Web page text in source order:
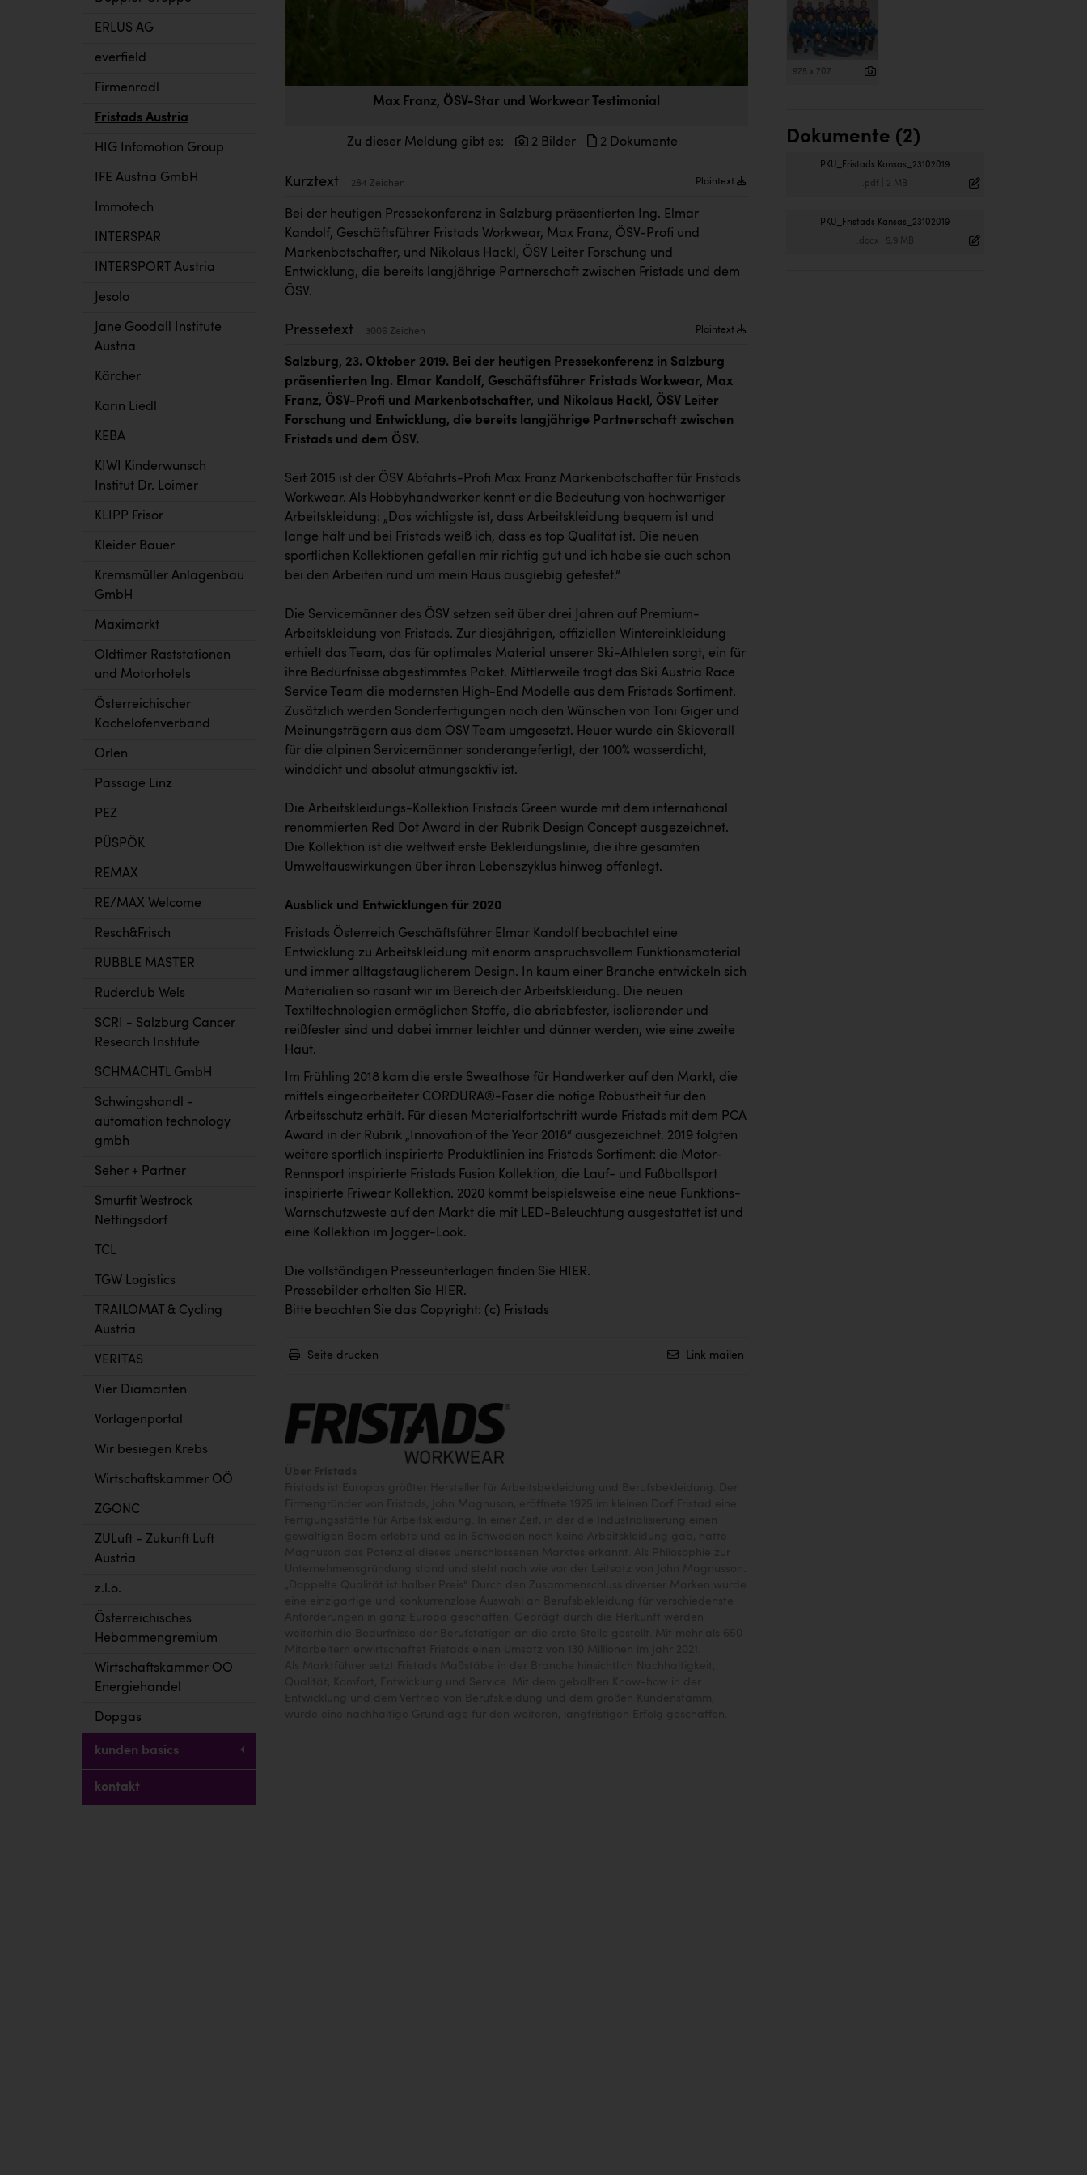
ERLUS AG
everfield
Firmenradl
Fristads Austria
HIG Infomotion Group
IFE Austria GmbH
Immotech
INTERSPAR
INTERSPORT Austria
Jesolo
Jane Goodall Institute
Austria
Kärcher
Karin Liedl
KEBA
KIWI Kinderwunsch
Institut Dr. Loimer
KLIPP Frisör
Kleider Bauer
Kremsmüller Anlagenbau
GmbH
Maximarkt
Oldtimer Raststationen
und Motorhotels
Österreichischer
Kachelofenverband
Orlen
Passage Linz
PEZ
PÜSPÖK
REMAX
RE/MAX Welcome
Resch&Frisch
RUBBLE MASTER
Ruderclub Wels
SCRI - Salzburg Cancer
Research Institute
SCHMACHTL GmbH
Schwingshandl -
automation technology
gmbh
Seher + Partner
Smurfit Westrock
Nettingsdorf
TCL
TGW Logistics
TRAILOMAT & Cycling
Austria
VERITAS
Vier Diamanten
Vorlagenportal
Wir besiegen Krebs
Wirtschaftskammer OÖ
ZGONC
ZULuft - Zukunft Luft
Austria
z.l.ö.
Österreichisches
Hebammengremium
Wirtschaftskammer OÖ
Energiehandel
Dopgas
kunden basics
kontakt
Max Franz, ÖSV-Star und Workwear Testimonial
Zu dieser Meldung gibt es: 2 Bilder 2 Dokumente
Kurztext 284 Zeichen Plaintext
Bei der heutigen Pressekonferenz in Salzburg präsentierten Ing. Elmar
Kandolf, Geschäftsführer Fristads Workwear, Max Franz, ÖSV-Profi und
Markenbotschafter, und Nikolaus Hackl, ÖSV Leiter Forschung und
Entwicklung, die bereits langjährige Partnerschaft zwischen Fristads und dem
ÖSV.
Pressetext 3006 Zeichen Plaintext
Salzburg, 23. Oktober 2019. Bei der heutigen Pressekonferenz in Salzburg
präsentierten Ing. Elmar Kandolf, Geschäftsführer Fristads Workwear, Max
Franz, ÖSV-Profi und Markenbotschafter, und Nikolaus Hackl, ÖSV Leiter
Forschung und Entwicklung, die bereits langjährige Partnerschaft zwischen
Fristads und dem ÖSV.
Seit 2015 ist der ÖSV Abfahrts-Profi Max Franz Markenbotschafter für Fristads
Workwear. Als Hobbyhandwerker kennt er die Bedeutung von hochwertiger
Arbeitskleidung: „Das wichtigste ist, dass Arbeitskleidung bequem ist und
lange hält und bei Fristads weiß ich, dass es top Qualität ist. Die neuen
sportlichen Kollektionen gefallen mir richtig gut und ich habe sie auch schon
bei den Arbeiten rund um mein Haus ausgiebig getestet.“
Die Servicemänner des ÖSV setzen seit über drei Jahren auf Premium-
Arbeitskleidung von Fristads. Zur diesjährigen, offiziellen Wintereinkleidung
erhielt das Team, das für optimales Material unserer Ski-Athleten sorgt, ein für
ihre Bedürfnisse abgestimmtes Paket. Mittlerweile trägt das Ski Austria Race
Service Team die modernsten High-End Modelle aus dem Fristads Sortiment.
Zusätzlich werden Sonderfertigungen nach den Wünschen von Toni Giger und
Meinungsträgern aus dem ÖSV Team umgesetzt. Heuer wurde ein Skioverall
für die alpinen Servicemänner sonderangefertigt, der 100% wasserdicht,
winddicht und absolut atmungsaktiv ist.
Die Arbeitskleidungs-Kollektion Fristads Green wurde mit dem international
renommierten Red Dot Award in der Rubrik Design Concept ausgezeichnet.
Die Kollektion ist die weltweit erste Bekleidungslinie, die ihre gesamten
Umweltauswirkungen über ihren Lebenszyklus hinweg offenlegt.
Ausblick und Entwicklungen für 2020
Fristads Österreich Geschäftsführer Elmar Kandolf beobachtet eine
Entwicklung zu Arbeitskleidung mit enorm anspruchsvollem Funktionsmaterial
und immer alltagstauglicherem Design. In kaum einer Branche entwickeln sich
Materialien so rasant wir im Bereich der Arbeitskleidung. Die neuen
Textiltechnologien ermöglichen Stoffe, die abriebfester, isolierender und
reißfester sind und dabei immer leichter und dünner werden, wie eine zweite
Haut.
Im Frühling 2018 kam die erste Sweathose für Handwerker auf den Markt, die
mittels eingearbeiteter CORDURA®-Faser die nötige Robustheit für den
Arbeitsschutz erhält. Für diesen Materialfortschritt wurde Fristads mit dem PCA
Award in der Rubrik „Innovation of the Year 2018“ ausgezeichnet. 2019 folgten
weitere sportlich inspirierte Produktlinien ins Fristads Sortiment: die Motor-
Rennsport inspirierte Fristads Fusion Kollektion, die Lauf- und Fußballsport
inspirierte Friwear Kollektion. 2020 kommt beispielsweise eine neue Funktions-
Warnschutzweste auf den Markt die mit LED-Beleuchtung ausgestattet ist und
eine Kollektion im Jogger-Look.
Die vollständigen Presseunterlagen finden Sie HIER.
Pressebilder erhalten Sie HIER.
Bitte beachten Sie das Copyright: (c) Fristads
Seite drucken Link mailen
975 x 707
Dokumente (2)
PKU_Fristads Kansas_23102019
.pdf 2 MB
PKU_Fristads Kansas_23102019
.docx| 5,9 MB